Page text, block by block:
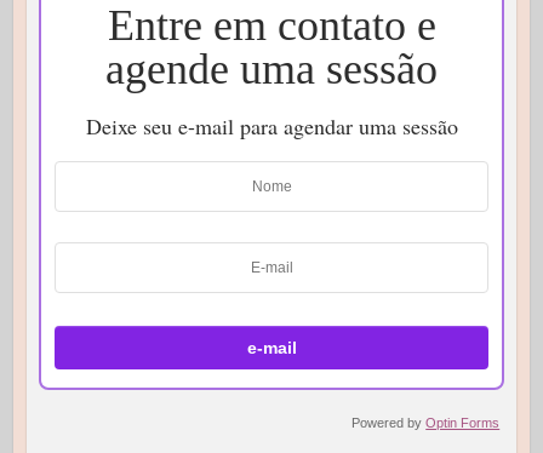
Entre em contato e
agende uma sessão
Deixe seu e-mail para agendar uma sessão
Powered byOptin Forms